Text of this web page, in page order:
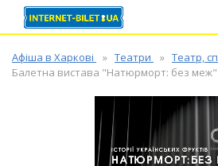
Афіша в Харкові Театри
Театр,
Балетна вистава "Натюрморт: без меж"